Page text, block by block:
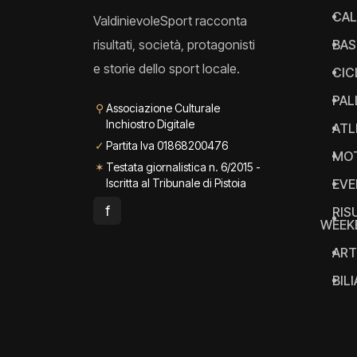
ValdinievoleSport racconta
risultati, società, protagonisti
e storie dello sport locale.
⚲ Associazione Culturale
Inchiostro Digitale
✓ Partita Iva 01868200476
✶ Testata giornalistica n. 6/2015 -
Iscritta al Tribunale di Pistoia
f